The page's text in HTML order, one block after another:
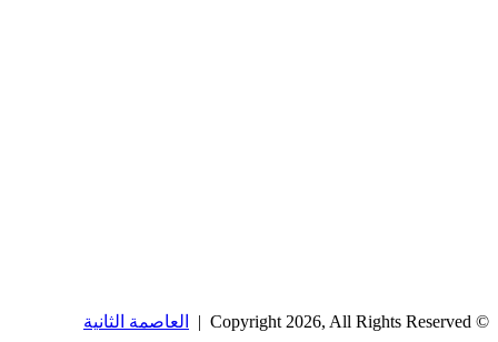
© Copyright 2026, All Rights Reserved | العاصمة الثانية